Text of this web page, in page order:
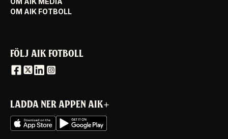
OM AIK FOTBOLL
FÖLJ AIK FOTBOLL
LADDA NER APPEN AIK+